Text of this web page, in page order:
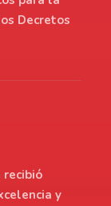
Decretos
recibió
y